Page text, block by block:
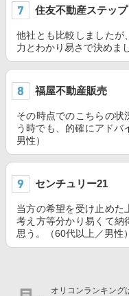
住友不動産ステップ
他社とも比較しましたが
力とわかり易さで決めま
福屋不動産販売
その時点でのこちらの状
う時でも、的確にアドバ
男性）
センチュリー21
当方の希望を受け止めた
考え方等分かり易くて納
思う。（60代以上／男性）
オリコンランキング